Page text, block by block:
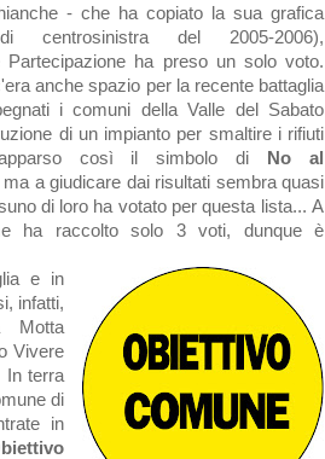
- che ha copiato la sua grafica
centrosinistra del 2005-2006),
Partecipazione ha preso un solo voto.
anche spazio per la recente battaglia
i comuni della Valle del Sabato
di un impianto per smaltire i rifiuti
così il simbolo di
No al
ma a giudicare dai risultati sembra quasi
di loro ha votato per questa lista... A
ha raccolto solo 3 voti, dunque è
e in
infatti,
Motta
Vivere
In terra
di
in